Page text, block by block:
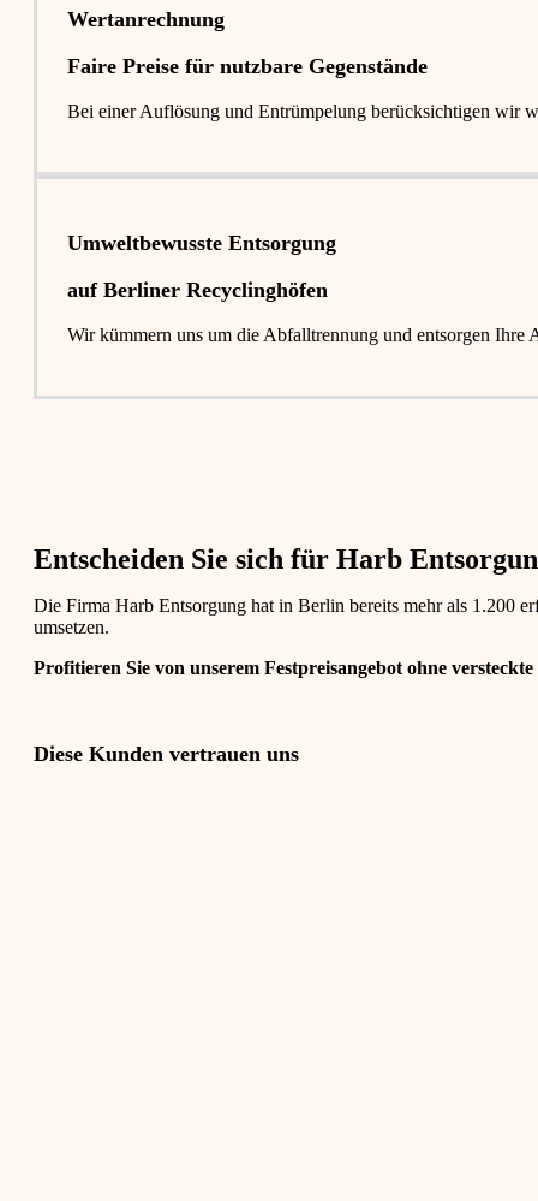
Wertanrechnung
Faire Preise für nutzbare Gegenstände
Bei einer Auflösung und Entrümpelung berücksichtigen wir
Umweltbewusste Entsorgung
auf Berliner Recyclinghöfen​
Wir kümmern uns um die Abfalltrennung und entsorgen
Entscheiden Sie sich für Harb
Die Firma Harb Entsorgung hat in Berlin bereits mehr als 1.200
umsetzen.
Profitieren Sie von unserem Festpreisangebot ohne
Diese Kunden vertrauen uns